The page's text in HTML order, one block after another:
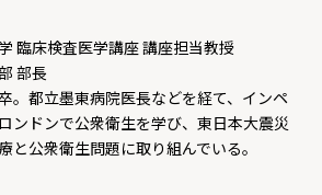
臨床検査医学講座 講座担当教授
部長
。都立墨東病院医長などを経て、インペ
ンドンで公衆衛生を学び、東日本大震災
と公衆衛生問題に取り組んでいる。